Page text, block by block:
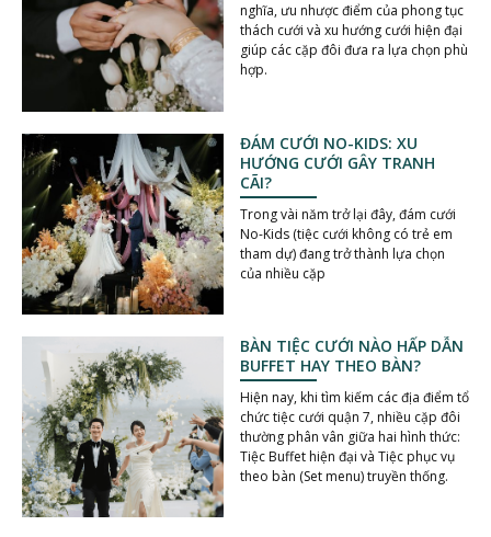
nghĩa, ưu nhược điểm của phong tục
thách cưới và xu hướng cưới hiện đại
giúp các cặp đôi đưa ra lựa chọn phù
hợp.
ĐÁM CƯỚI NO-KIDS: XU
HƯỚNG CƯỚI GÂY TRANH
CÃI?
Trong vài năm trở lại đây, đám cưới
No-Kids (tiệc cưới không có trẻ em
tham dự) đang trở thành lựa chọn
của nhiều cặp
BÀN TIỆC CƯỚI NÀO HẤP DẪN
BUFFET HAY THEO BÀN?
Hiện nay, khi tìm kiếm các địa điểm tổ
chức tiệc cưới quận 7, nhiều cặp đôi
thường phân vân giữa hai hình thức:
Tiệc Buffet hiện đại và Tiệc phục vụ
theo bàn (Set menu) truyền thống.